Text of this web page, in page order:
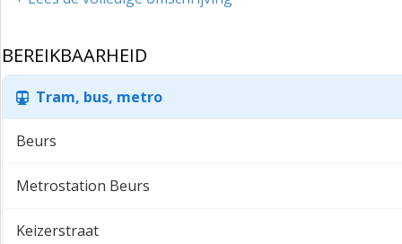
MAATVOERING
Begane grond: ca. 100 m² BVO.
HUURGEGEVENS
Huurprijs: € 110.000,-- per jaar, te vermeerderen met BTW.
Datum aanvaarding: nader overeen te komen.
BEREIKBAARHEID
Tram, bus, metro
Beurs
Metrostation Beurs
Keizerstraat